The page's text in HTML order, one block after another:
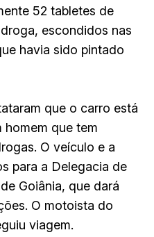
52 tabletes de
escondidos nas
havia sido pintado
que o carro está
homem que tem
O veículo e a
para a Delegacia de
Goiânia, que dará
O motoista do
viagem.